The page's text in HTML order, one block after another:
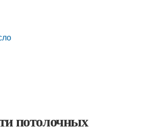
потолочных